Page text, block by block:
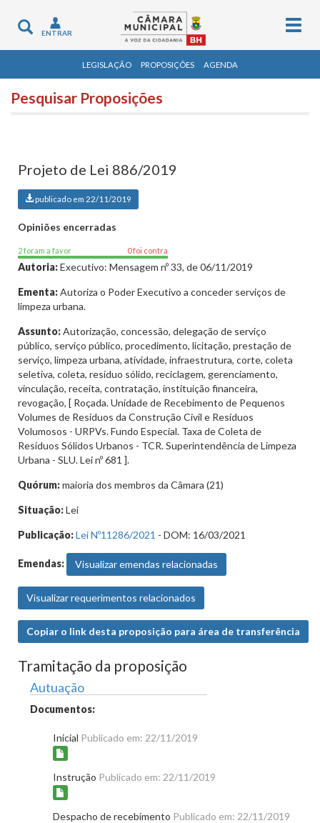
Toggle
navigation
ENTRAR
LEGISLAÇÃO PROPOSIÇÕES AGENDA
Pesquisar Proposições
Projeto de Lei 886/2019
publicado em 22/11/2019
Opiniões encerradas
2 foram a favor 0 foi contra
Autoria:Executivo: Mensagem nº 33, de 06/11/2019
Ementa:Autoriza o Poder Executivo a conceder serviços de
limpeza urbana.
Assunto:Autorização, concessão, delegação de serviço
público, serviço público, procedimento, licitação, prestação de
serviço, limpeza urbana, atividade, infraestrutura, corte, coleta
seletiva, coleta, resíduo sólido, reciclagem, gerenciamento,
vinculação, receita, contratação, instituição financeira,
revogação, [ Roçada. Unidade de Recebimento de Pequenos
Volumes de Resíduos da Construção Civil e Resíduos
Volumosos - URPVs. Fundo Especial. Taxa de Coleta de
Resíduos Sólidos Urbanos - TCR. Superintendência de Limpeza
Urbana - SLU. Lei nº 681 ].
Quórum:maioria dos membros da Câmara (21)
Situação:Lei
Publicação:Lei Nº11286/2021 - DOM: 16/03/2021
Emendas: Visualizar emendas relacionadas
Visualizar requerimentos relacionados
Copiar o link desta proposição para área de transferência
Tramitação da proposição
Autuação
Documentos:
Inicial Publicado em: 22/11/2019
Instrução Publicado em: 22/11/2019
Despacho de recebimento Publicado em: 22/11/2019